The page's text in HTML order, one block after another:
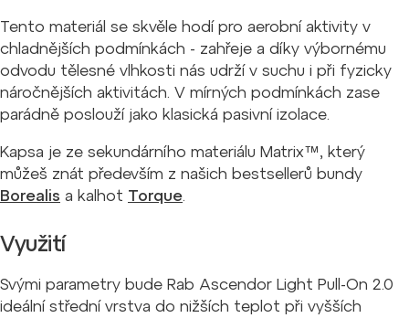
Tento materiál se skvěle hodí pro aerobní aktivity v
chladnějších podmínkách - zahřeje a díky výbornému
odvodu tělesné vlhkosti nás udrží v suchu i při fyzicky
náročnějších aktivitách. V mírných podmínkách zase
parádně poslouží jako klasická pasivní izolace.
Kapsa je ze sekundárního materiálu Matrix™, který
můžeš znát především z našich bestsellerů bundy
Borealis a kalhot Torque.
Využití
Svými parametry bude Rab Ascendor Light Pull-On 2.0
ideální střední vrstva do nižších teplot při vyšších